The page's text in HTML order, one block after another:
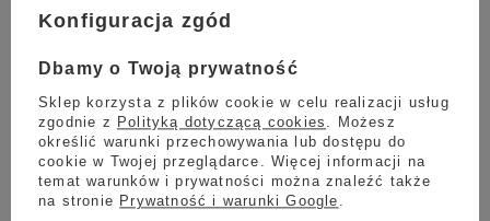
Promocja
Odkamieniacz do ekspresu KRUPS F054
4.99 136 opinie
24,90 zł
16,90 zł
Oszczedź
8,00 zł
Najniższa cena z ostatnich 30 dni:
Konfiguracja zgód
Dbamy o Twoją prywatność
Sklep korzysta z plików cookie w celu realizacji usług
zgodnie z Polityką dotyczącą cookies . Możesz
określić warunki przechowywania lub dostępu do
cookie w Twojej przeglądarce. Więcej informacji na
temat warunków i prywatności można znaleźć także
na stronie Prywatność i warunki Google .